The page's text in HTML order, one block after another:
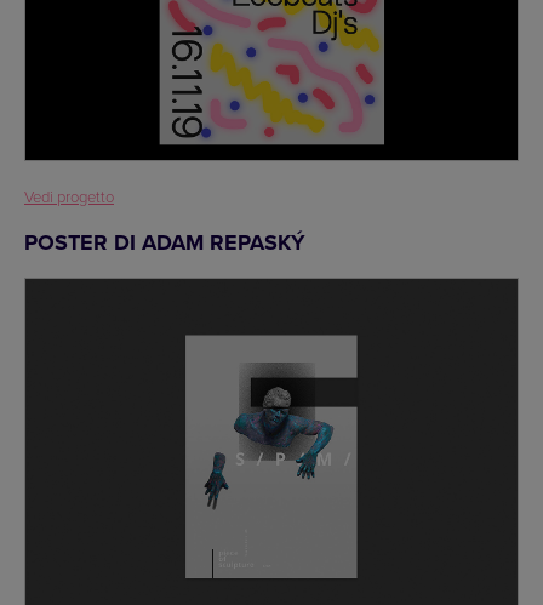
Vedi progetto
POSTER DI ADAM REPASKÝ